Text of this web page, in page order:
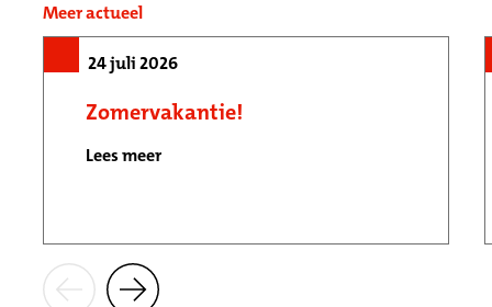
Meer actueel
24 juli 2026
Zomervakantie!
Lees meer